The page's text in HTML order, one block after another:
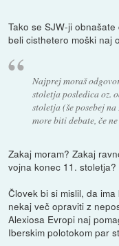
Tako se SJW-ji
beli cisthetero moški naj
Najprej moraš
stoletja posledica oz.
stoletja (še posebej
more biti debate, če
Zakaj moram? Zakaj
vojna konec 11. stoletja?
Človek bi si mislil, da
nekaj več opraviti z
Alexiosa Evropi naj
Iberskim polotokom par